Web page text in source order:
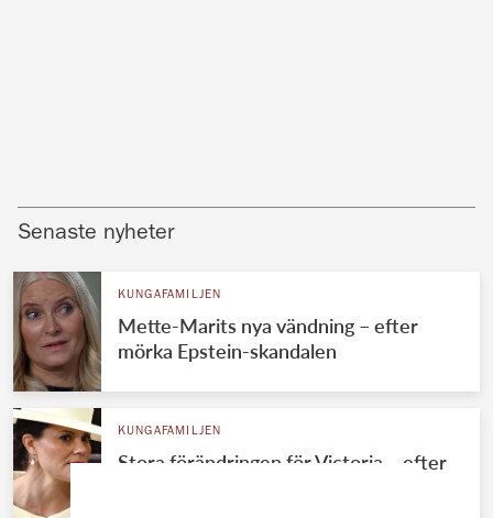
Senaste nyheter
KUNGAFAMILJEN
Mette-Marits nya vändning – efter
mörka Epstein-skandalen
KUNGAFAMILJEN
Stora förändringen för Victoria – efter